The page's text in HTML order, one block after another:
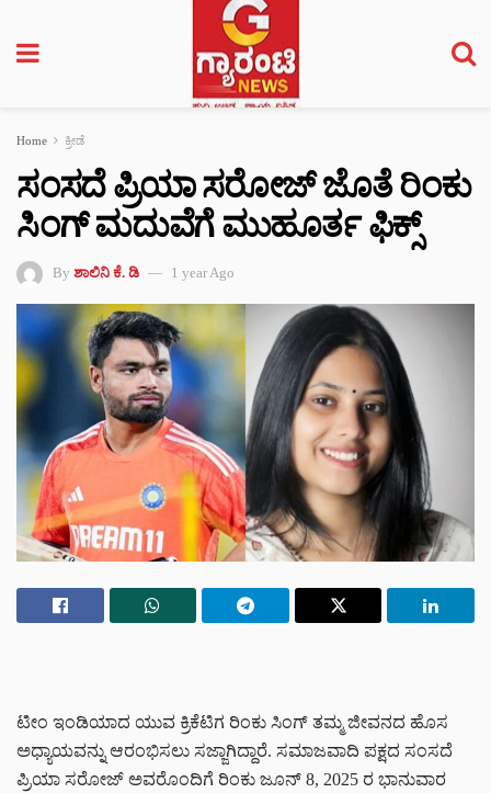
Home ಕ್ರೀಡೆ
ಸಂಸದೆ ಪ್ರಿಯಾ ಸರೋಜ್ ಜೊತೆ ರಿಂಕು
ಸಿಂಗ್ ಮದುವೆಗೆ ಮುಹೂರ್ತ ಫಿಕ್ಸ್
By ಶಾಲಿನಿ ಕೆ. ಡಿ 1 year Ago
ಟೀಂ ಇಂಡಿಯಾದ ಯುವ ಕ್ರಿಕೆಟಿಗ ರಿಂಕು ಸಿಂಗ್ ತಮ್ಮ ಜೀವನದ ಹೊಸ
ಅಧ್ಯಾಯವನ್ನು ಆರಂಭಿಸಲು ಸಜ್ಜಾಗಿದ್ದಾರೆ. ಸಮಾಜವಾದಿ ಪಕ್ಷದ ಸಂಸದೆ
ಪ್ರಿಯಾ ಸರೋಜ್ ಅವರೊಂದಿಗೆ ರಿಂಕು ಜೂನ್ 8, 2025 ರ ಭಾನುವಾರ